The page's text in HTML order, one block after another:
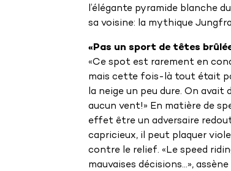
l’élégante pyramide blanche
sa voisine: la mythique
«Pas un sport de têtes
«Ce spot est rarement en
mais cette fois-là tout était
la neige un peu dure. On avait
aucun vent!» En matière de
effet être un adversaire
capricieux, il peut plaquer
contre le relief. «Le speed
mauvaises décisions…»,